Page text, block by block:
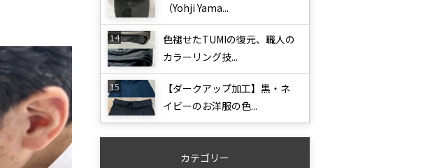
（Yohji Yama...
色褪せたTUMIの復元、職人の
カラーリング技...
【ダークアップ加工】黒・ネ
イビーのお洋服の色...
カテゴリー